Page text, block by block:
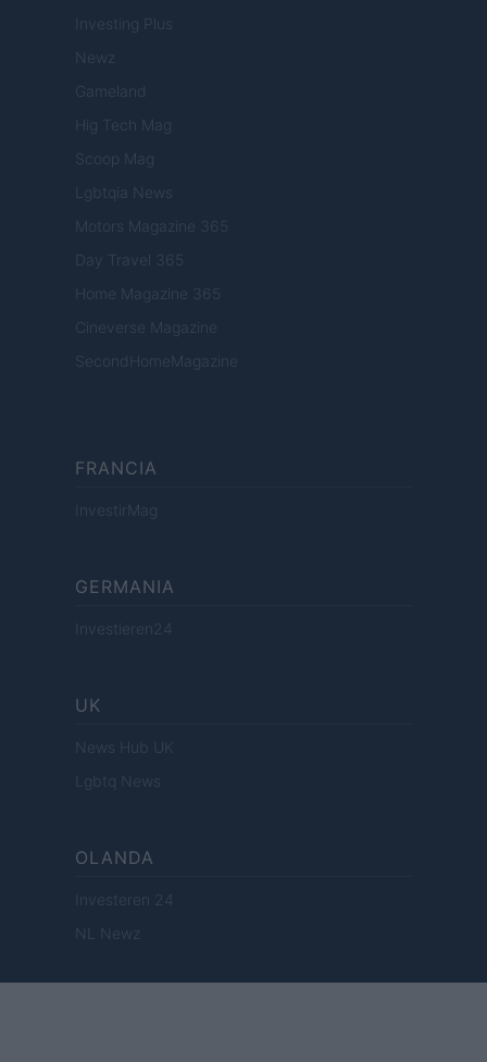
Investing Plus
Newz
Gameland
Hig Tech Mag
Scoop Mag
Lgbtqia News
Motors Magazine 365
Day Travel 365
Home Magazine 365
Cineverse Magazine
SecondHomeMagazine
FRANCIA
InvestirMag
GERMANIA
Investieren24
UK
News Hub UK
Lgbtq News
OLANDA
Investeren 24
NL Newz